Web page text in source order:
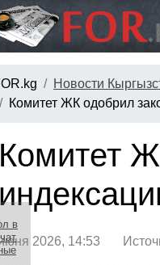
Новости
Комитет ЖК одобрил
в
Комитет
2026, 14:53